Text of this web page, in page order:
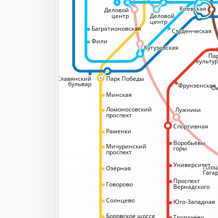
4
Лужники
Деловой
центр
Минская
Ломоносовский
проспект
Раменки
Парк Победы
Багратионовская
Фили
Спортивная
Спортивная
Фрунзенская
Славянский
бульвар
Юго-Западная
Проспект
Вернадского
Деловой
центр
Киевская
Киевская
Студенческая
Студенческая
Кутузовская
Кутузовская
Воробьёвы
горы
Воробьёвы
горы
Университет
Университет
Боровское шоссе
Солнцево
Говорово
Озёрная
Мичуринский
проспект